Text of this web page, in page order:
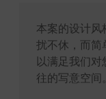
本案的设计
扰不休，而简
以满足我们
往的写意空间。